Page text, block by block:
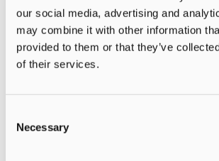
our social media, advertising and
may combine it with other information
provided to them or that they’ve
of their services.
Selection
Necessary